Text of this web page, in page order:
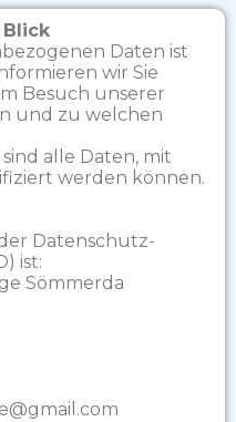
Blick
Daten ist
wir Sie
Besuch unserer
und zu welchen
alle Daten, mit
werden können.
Datenschutz-
ist:
Sömmerda